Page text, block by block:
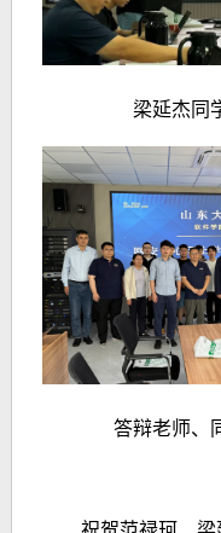
梁延杰同
答辩老师、